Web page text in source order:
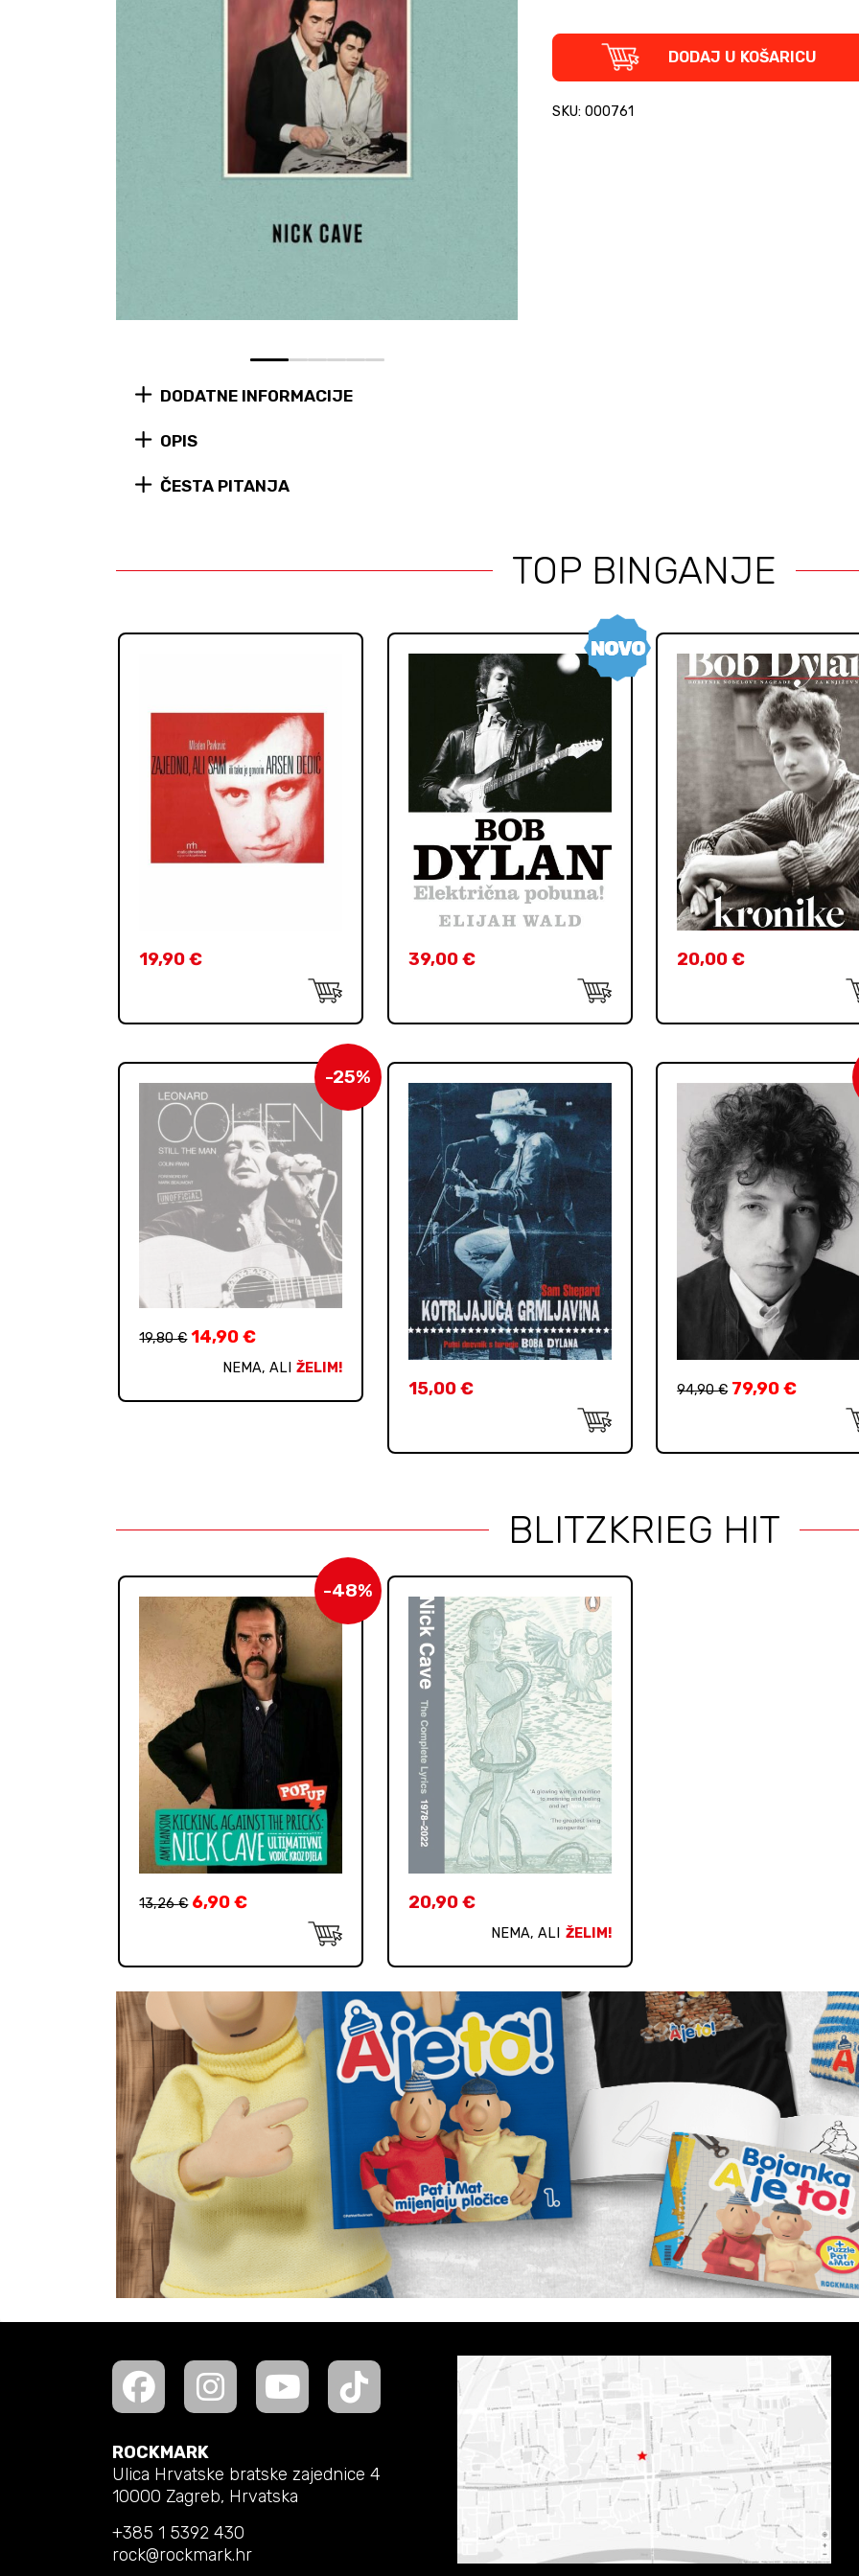
0 1 2 3 4 5
Nick
Stranger
Kindness
DODAJ U KOŠARICU
SKU: 000761
DODATNE INFORMACIJE
OPIS
ČESTA PITANJA
TOP BINGANJE
19,90€ 39,00€ 20,00€
-25%
19,80€ 14,90€
NEMA, ALI ŽELIM!
15,00€ 94,90€ 79,90€
BLITZKRIEG HIT
-48%
13,26€ 6,90€ 20,90€
NEMA, ALI ŽELIM!
ROCKMARK
Ulica Hrvatske bratske zajednice 4
10000 Zagreb, Hrvatska
+385 1 5392 430
rock@rockmark.hr